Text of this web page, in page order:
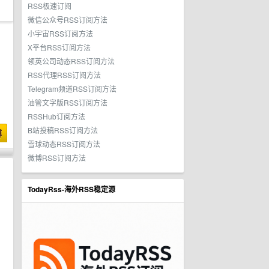
RSS极速订阅
微信公众号RSS订阅方法
小宇宙RSS订阅方法
X平台RSS订阅方法
领英公司动态RSS订阅方法
RSS代理RSS订阅方法
Telegram频道RSS订阅方法
油管文字版RSS订阅方法
RSSHub订阅方法
B站投稿RSS订阅方法
雪球动态RSS订阅方法
微博RSS订阅方法
TodayRss-海外RSS稳定源